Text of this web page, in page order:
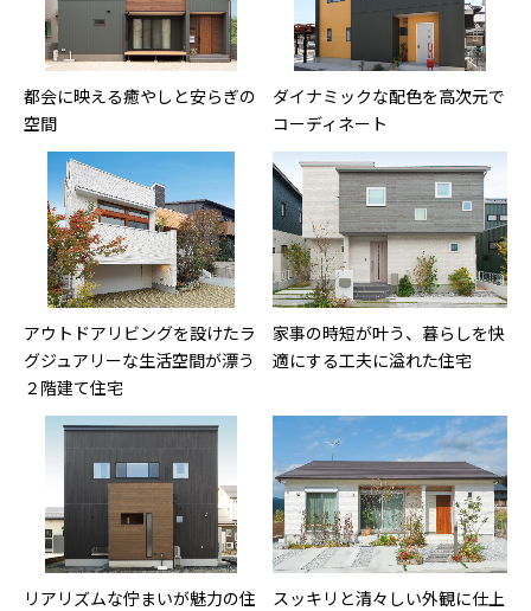
都会に映える癒やしと安らぎの
空間
ダイナミックな配色を高次元で
コーディネート
アウトドアリビングを設けたラ
グジュアリーな生活空間が漂う
２階建て住宅
家事の時短が叶う、暮らしを快
適にする工夫に溢れた住宅
リアリズムな佇まいが魅力の住
スッキリと清々しい外観に仕上